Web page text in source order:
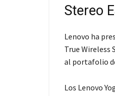
Stereo
Lenovo ha
True Wireless
al portafolio
Los Lenovo